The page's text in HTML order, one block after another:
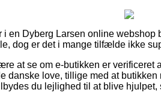
i en Dyberg Larsen online
dog er det i mange tilfælde ikke
at se om e-butikken er verificeret
danske love, tillige med at
du lejlighed til at blive